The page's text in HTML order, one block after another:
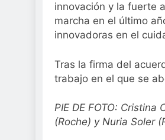
innovación y la fuerte
marcha en el último
innovadoras en el
Tras la firma del
trabajo en el que se
PIE DE FOTO:
(Roche) y Nuria Soler